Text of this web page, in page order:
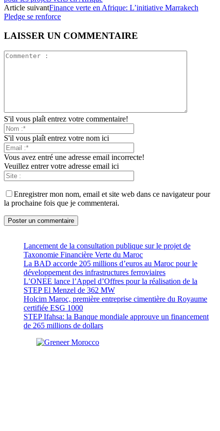
Article suivantFinance verte en Afrique: L’initiative Marrakech
Pledge se renforce
LAISSER UN COMMENTAIRE
S'il vous plaît entrez votre commentaire!
S'il vous plaît entrez votre nom ici
Vous avez entré une adresse email incorrecte!
Veuillez entrer votre adresse email ici
Enregistrer mon nom, email et site web dans ce navigateur pour
la prochaine fois que je commenterai.
Lancement de la consultation publique sur le projet de
Taxonomie Financière Verte du Maroc
La BAD accorde 205 millions d’euros au Maroc pour le
développement des infrastructures ferroviaires
L’ONEE lance l’Appel d’Offres pour la réalisation de la
STEP El Menzel de 362 MW
Holcim Maroc, première entreprise cimentière du Royaume
certifiée ESG 1000
STEP Ifahsa: la Banque mondiale approuve un financement
de 265 millions de dollars